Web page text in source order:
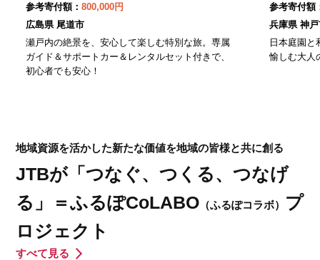
参考寄付額： 800,000円
広島県 尾道市
瀬戸内の絶景を、安心して楽しむ特別な旅。専属
ガイド＆サポートカー＆レンタルセット付きで、
初心者でも安心！
参考寄付額
兵庫県 神
日本庭園と
愉しむ大人
地域資源を活かした新たな価値を地域の皆様と共に創る
JTBが「つなぐ、つくる、つなげ
る」＝ふるぽCoLABO （ふるぽコラボ） プ
ロジェクト
すべて見る